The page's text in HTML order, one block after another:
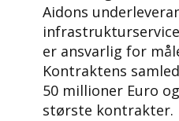
Aidons
er ansvarlig for
Kontraktens
50 millioner Euro
største kontrakter.